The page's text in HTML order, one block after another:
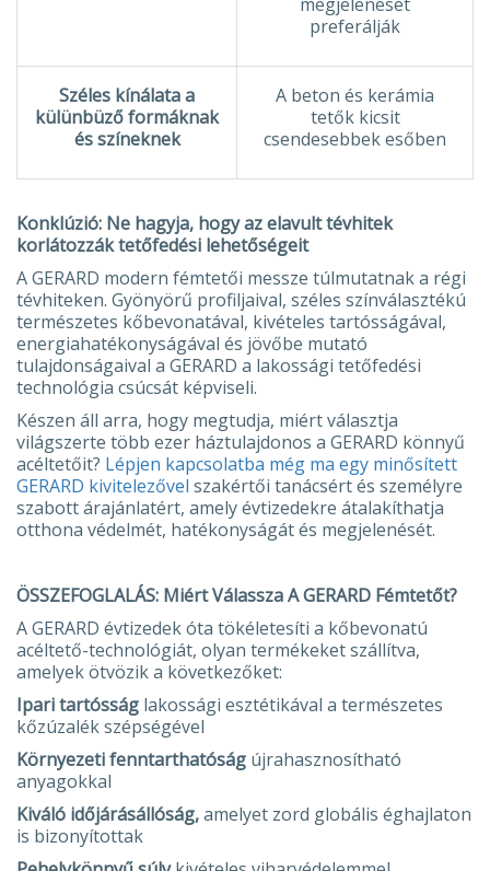
preferálják
Széles kínálata a
külünbüző formáknak
és színeknek
A beton és kerámia
tetők kicsit
csendesebbek esőben
Konklúzió: Ne hagyja, hogy az elavult tévhitek
korlátozzák tetőfedési lehetőségeit
A GERARD modern fémtetői messze túlmutatnak a régi
tévhiteken. Gyönyörű profiljaival, széles színválasztékú
természetes kőbevonatával, kivételes tartósságával,
energiahatékonyságával és jövőbe mutató
tulajdonságaival a GERARD a lakossági tetőfedési
technológia csúcsát képviseli.
Készen áll arra, hogy megtudja, miért választja
világszerte több ezer háztulajdonos a GERARD könnyű
acéltetőit? Lépjen kapcsolatba még ma egy minősített
GERARD kivitelezővel szakértői tanácsért és személyre
szabott árajánlatért, amely évtizedekre átalakíthatja
otthona védelmét, hatékonyságát és megjelenését.
ÖSSZEFOGLALÁS: Miért Válassza A GERARD Fémtetőt?
A GERARD évtizedek óta tökéletesíti a kőbevonatú
acéltető-technológiát, olyan termékeket szállítva,
amelyek ötvözik a következőket:
Ipari tartósság lakossági esztétikával a természetes
kőzúzalék szépségével
Környezeti fenntarthatóság újrahasznosítható
anyagokkal
Kiváló időjárásállóság,amelyet zord globális éghajlaton
is bizonyítottak